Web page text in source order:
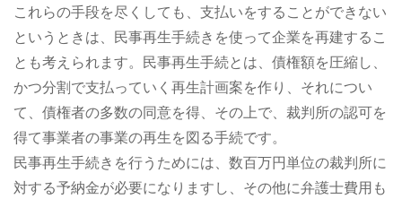
これらの手段を尽くしても、支払いをすることができない
というときは、民事再生手続きを使って企業を再建するこ
とも考えられます。民事再生手続とは、債権額を圧縮し、
かつ分割で支払っていく再生計画案を作り、それについ
て、債権者の多数の同意を得、その上で、裁判所の認可を
得て事業者の事業の再生を図る手続です。
民事再生手続きを行うためには、数百万円単位の裁判所に
対する予納金が必要になりますし、その他に弁護士費用も